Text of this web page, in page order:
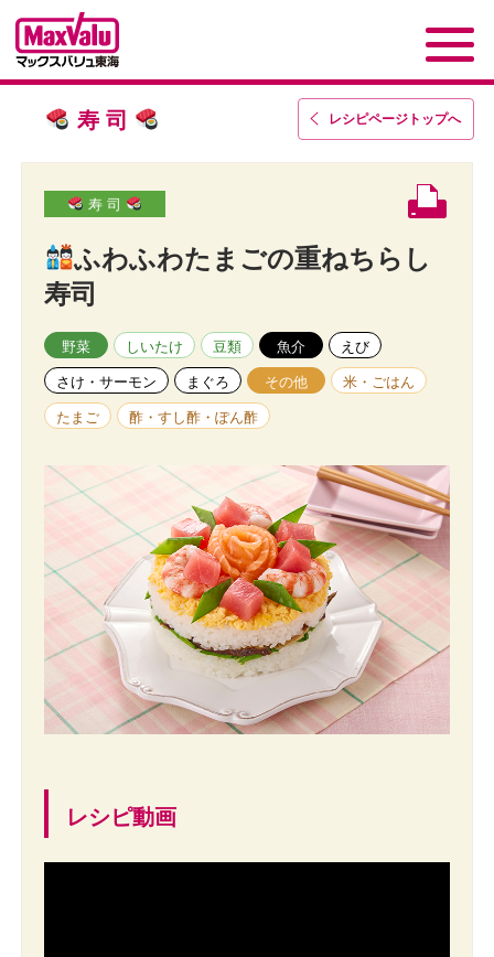
レシピページトップへ
寿 司
寿 司
ふわふわたまごの重ねちらし
寿司
野菜 しいたけ 豆類 魚介 えび
さけ・サーモン まぐろ その他 米・ごはん
たまご 酢・すし酢・ぽん酢
レシピ動画